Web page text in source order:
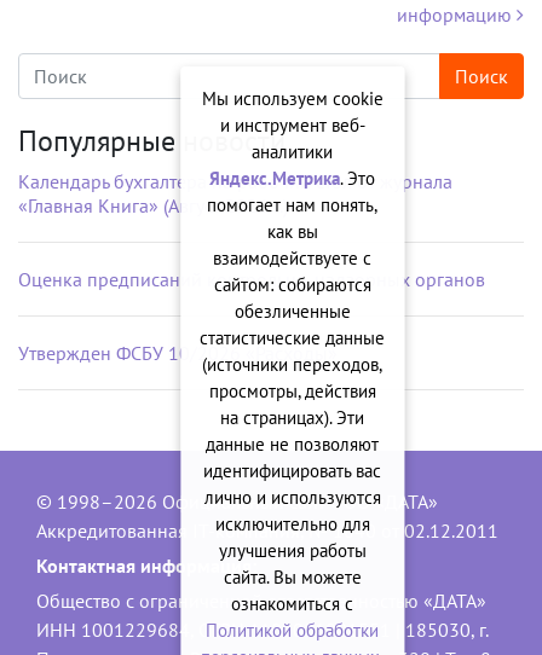
информацию
Популярные новости
Календарь бухгалтера на рабочий стол от журнала
«Главная Книга» (Август 2026 г.)
Оценка предписаний контрольно-надзорных органов
Утвержден ФСБУ 10/2026 «Расходы»
© 1998–2026 Официальный сайт ООО «ДАТА»
Аккредитованная IT-компания, № 1840 от 02.12.2011
Контактная информация:
Общество с ограниченной ответственностью «ДАТА»
ИНН 1001229684, ОГРН 1101001001551 | 185030, г.
Мы используем cookie
и инструмент веб-
аналитики
Яндекс.Метрика. Это
помогает нам понять,
как вы
взаимодействуете с
сайтом: собираются
обезличенные
статистические данные
(источники переходов,
просмотры, действия
на страницах). Эти
данные не позволяют
идентифицировать вас
лично и используются
исключительно для
улучшения работы
сайта. Вы можете
ознакомиться с
Политикой обработки